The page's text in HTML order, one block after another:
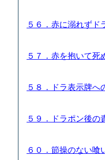
５６．赤に溺れず
５７．赤を抱いて
５８．ドラ表示牌
５９．ドラポン後
６０．節操のない